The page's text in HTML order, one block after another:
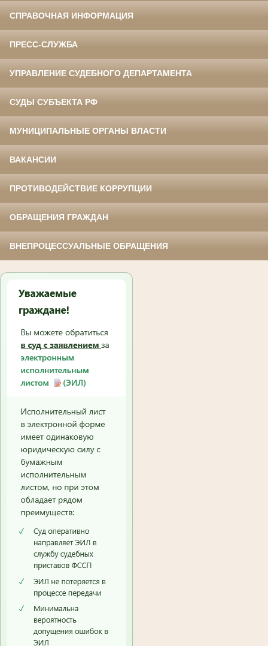
СПРАВОЧНАЯ ИНФОРМАЦИЯ
ПРЕСС-СЛУЖБА
УПРАВЛЕНИЕ СУДЕБНОГО ДЕПАРТАМЕНТА
СУДЫ СУБЪЕКТА РФ
МУНИЦИПАЛЬНЫЕ ОРГАНЫ ВЛАСТИ
ВАКАНСИИ
ПРОТИВОДЕЙСТВИЕ КОРРУПЦИИ
ОБРАЩЕНИЯ ГРАЖДАН
ВНЕПРОЦЕССУАЛЬНЫЕ ОБРАЩЕНИЯ